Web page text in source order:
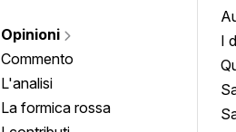
Opinioni
Commento
L'analisi
La formica rossa
I